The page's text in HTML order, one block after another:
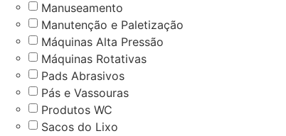
Manuseamento
Manutenção e Paletização
Máquinas Alta Pressão
Máquinas Rotativas
Pads Abrasivos
Pás e Vassouras
Produtos WC
Sacos do Lixo